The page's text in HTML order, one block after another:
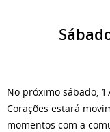
No próximo sábado,
Corações estará
momentos com a